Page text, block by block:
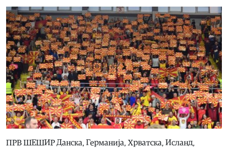
ПРВ ШЕШИР Данска, Германија, Хрватска, Исланд,